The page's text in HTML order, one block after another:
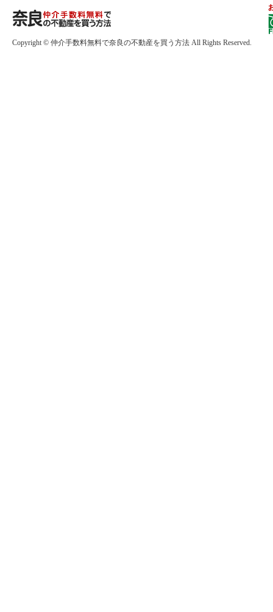
Copyright © 仲介手数料無料で奈良の不動産を買う方法 All Rights Reserved.